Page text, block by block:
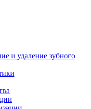
и удаление зубного